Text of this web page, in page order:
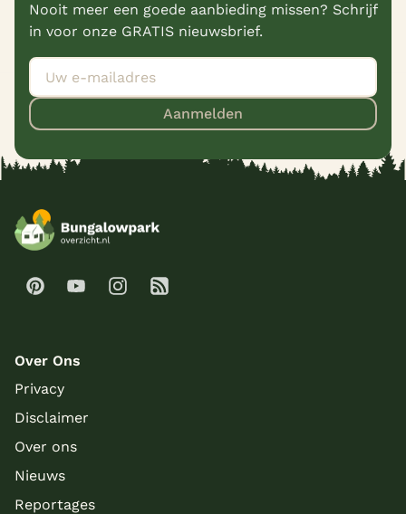
Nooit meer een goede aanbieding missen? Schrijf
in voor onze GRATIS nieuwsbrief.
Aanmelden
Over Ons
Privacy
Disclaimer
Over ons
Nieuws
Reportages